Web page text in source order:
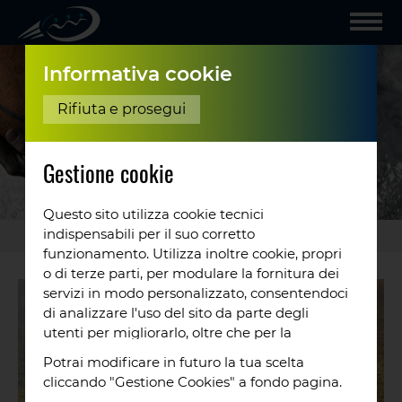
Gallery/Buone...
Informativa cookie
Rifiuta e prosegui
Gestione cookie
Questo sito utilizza cookie tecnici
indispensabili per il suo corretto
funzionamento. Utilizza inoltre cookie, propri
o di terze parti, per modulare la fornitura dei
servizi in modo personalizzato, consentendoci
di analizzare l'uso del sito da parte degli
utenti per migliorarlo, oltre che per la
proposte o messaggi pubblicitari. Puoi
accettare tutti i cookie da noi utilizzati, o
Potrai modificare in futuro la tua scelta
cliccando "Gestione Cookies" a fondo pagina.